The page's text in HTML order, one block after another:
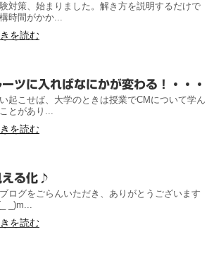
対策、始まりました。解き方を説明するだけで
時間がかか...
を読む
ーツに入ればなにかが変わる！・・・
起こせば、大学のときは授業でCMについて学ん
とがあり...
を読む
える化♪
ログをごらんいただき、ありがとうございます
_)m...
を読む